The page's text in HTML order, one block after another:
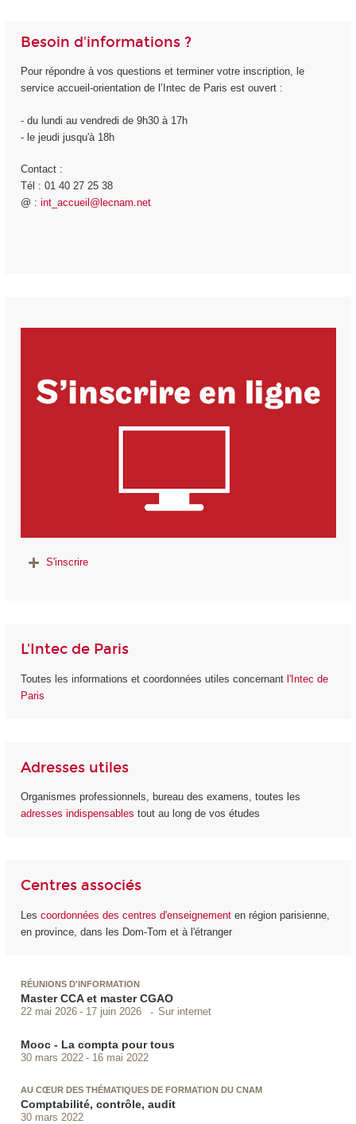
Besoin d'informations ?
Pour répondre à vos questions et terminer votre inscription, le
service accueil-orientation de l’Intec de Paris est ouvert :
- du lundi au vendredi de 9h30 à 17h
- le jeudi jusqu'à 18h
Contact :
Tél : 01 40 27 25 38
@ : int_accueil@lecnam.net
S'inscrire
L'Intec de Paris
Toutes les informations et coordonnées utiles concernant l'Intec de
Paris
Adresses utiles
Organismes professionnels, bureau des examens, toutes les
adresses indispensables tout au long de vos études
Centres associés
Les coordonnées des centres d'enseignement en région parisienne,
en province, dans les Dom-Tom et à l'étranger
RÉUNIONS D'INFORMATION
Master CCA et master CGAO
22 mai 2026 17 juin 2026 Sur internet
Mooc - La compta pour tous
30 mars 2022 16 mai 2022
AU CŒUR DES THÉMATIQUES DE FORMATION DU CNAM
Comptabilité, contrôle, audit
30 mars 2022